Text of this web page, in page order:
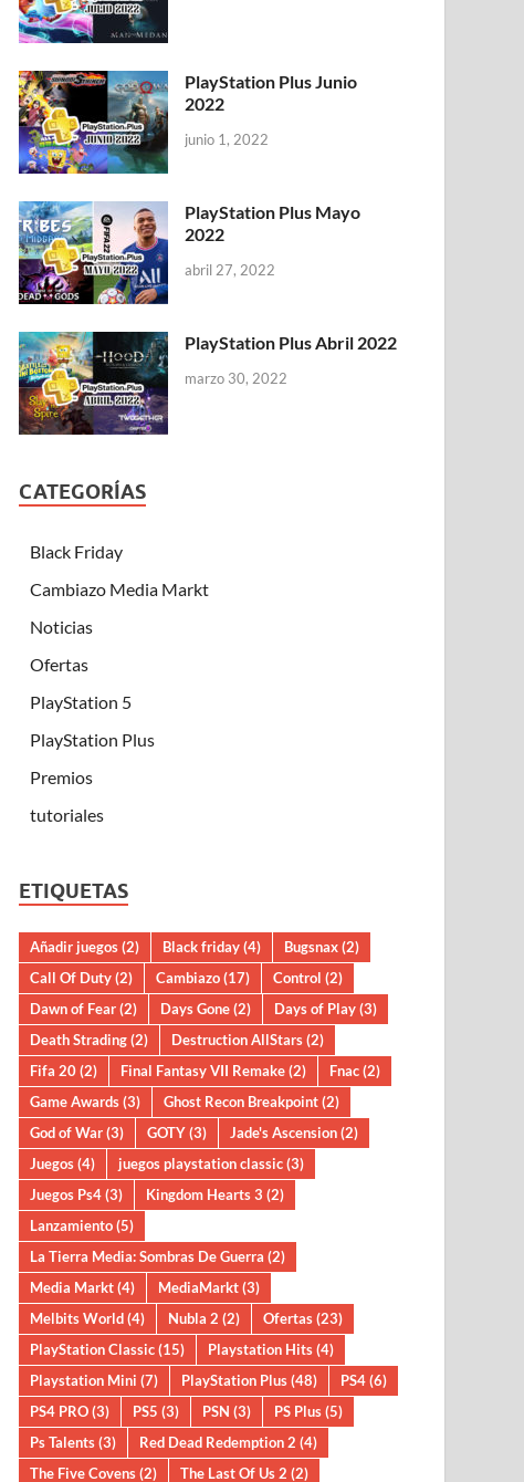
PlayStation Plus Junio
2022
junio 1, 2022
PlayStation Plus Mayo
2022
abril 27, 2022
PlayStation Plus Abril 2022
marzo 30, 2022
CATEGORÍAS
Black Friday
Cambiazo Media Markt
Noticias
Ofertas
PlayStation 5
PlayStation Plus
Premios
tutoriales
ETIQUETAS
Añadir juegos(2) Black friday(4) Bugsnax(2)
Call Of Duty(2) Cambiazo(17) Control (2)
Dawn of Fear(2) Days Gone(2) Days of Play(3)
Death Strading(2) Destruction AllStars(2)
Fifa 20(2) Final Fantasy VII Remake(2) Fnac(2)
Game Awards(3) Ghost Recon Breakpoint(2)
God of War(3) GOTY(3) Jade's Ascension(2)
Juegos(4) juegos playstation classic(3)
Juegos Ps4(3) Kingdom Hearts 3 (2)
Lanzamiento(5)
La Tierra Media: Sombras De Guerra (2)
Media Markt(4) MediaMarkt(3)
Melbits World(4) Nubla 2 (2) Ofertas(23)
PlayStation Classic(15) Playstation Hits(4)
Playstation Mini (7) PlayStation Plus(48) PS4(6)
PS4 PRO(3) PS5 (3) PSN (3) PS Plus(5)
Ps Talents(3) Red Dead Redemption 2 (4)
The Five Covens(2) The Last Of Us 2 (2)